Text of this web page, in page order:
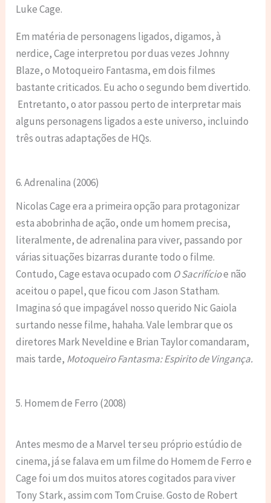
Luke Cage.
Em matéria de personagens ligados, digamos, à
nerdice, Cage interpretou por duas vezes Johnny
Blaze, o Motoqueiro Fantasma, em dois filmes
bastante criticados. Eu acho o segundo bem divertido.
Entretanto, o ator passou perto de interpretar mais
alguns personagens ligados a este universo, incluindo
três outras adaptações de HQs.
6. Adrenalina (2006)
Nicolas Cage era a primeira opção para protagonizar
esta abobrinha de ação, onde um homem precisa,
literalmente, de adrenalina para viver, passando por
várias situações bizarras durante todo o filme.
Contudo, Cage estava ocupado com O Sacrifícioe não
aceitou o papel, que ficou com Jason Statham.
Imagina só que impagável nosso querido Nic Gaiola
surtando nesse filme, hahaha. Vale lembrar que os
diretores Mark Neveldine e Brian Taylor comandaram,
mais tarde, Motoqueiro Fantasma: Espirito de Vingança.
5. Homem de Ferro (2008)
Antes mesmo de a Marvel ter seu próprio estúdio de
cinema, já se falava em um filme do Homem de Ferro e
Cage foi um dos muitos atores cogitados para viver
Tony Stark, assim com Tom Cruise. Gosto de Robert